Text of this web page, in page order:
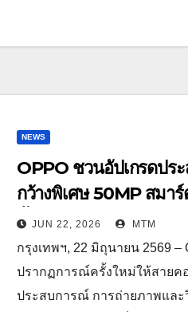
NEWS
OPPO ชวนอัปเกรดปร
กว้างพิเศษ 50MP สมา
ดี้ทุกช็อต ในงาน OPPO
Reno16 Series 5G
มิถุนายนนี้
JUN 22, 2026 MTM
กรุงเทพฯ, 22 มิถุนายน 2569 –
ปรากฏการณ์ครั้งใหม่ให้สายค
ประสบการณ์ การถ่ายภาพแล